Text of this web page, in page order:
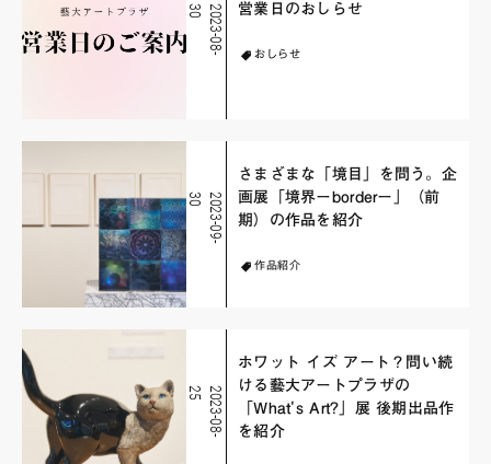
2
0
2
3
-
0
8
-
3
0
営業日のおしらせ
おしらせ
2
0
2
3
-
0
9
-
3
0
さまざまな「境目」を問う。企
画展「境界ーborderー」（前
期）の作品を紹介
作品紹介
2
0
2
3
-
0
8
-
2
5
ホワット イズ アート？問い続
ける藝大アートプラザの
「What's Art?」展 後期出品作
を紹介